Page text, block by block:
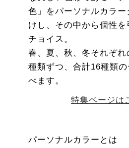
色」をパーソナルカラー
けし、その中から個性を
チョイス。
春、夏、秋、冬それぞ
種類ずつ、合計16種類
べます。
特集ページは
パーソナルカラーとは